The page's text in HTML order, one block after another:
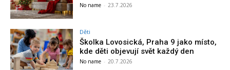
No name - 23.7.2026
Děti
Školka Lovosická, Praha 9 jako místo,
kde děti objevují svět každý den
No name - 20.7.2026